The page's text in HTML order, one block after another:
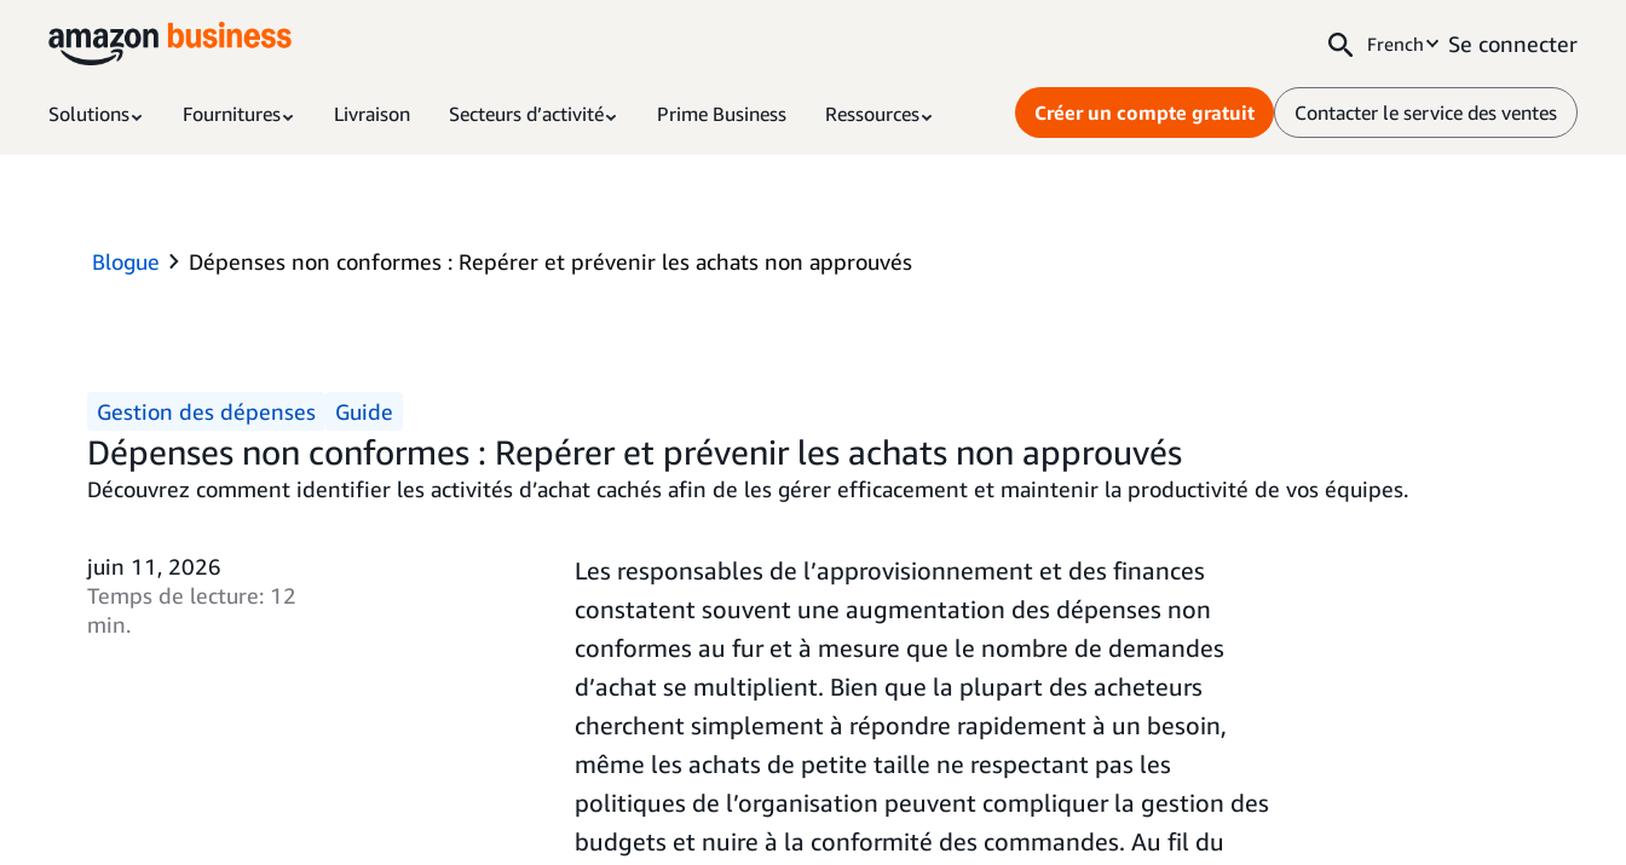
French Se connecter
Solutions Fournitures Livraison Secteurs d’activité Prime Business Ressources Créer un compte gratuit Contacter le service des ventes
Blogue Dépenses non conformes : Repérer et prévenir les achats non approuvés
Gestion des dépenses Guide
Dépenses non conformes : Repérer et prévenir les achats non approuvés
Découvrez comment identifier les activités d’achat cachés afin de les gérer efficacement et maintenir la productivité de vos équipes.
juin 11, 2026
Temps de lecture: 12
min.
Les responsables de l’approvisionnement et des finances
constatent souvent une augmentation des dépenses non
conformes au fur et à mesure que le nombre de demandes
d’achat se multiplient. Bien que la plupart des acheteurs
cherchent simplement à répondre rapidement à un besoin,
même les achats de petite taille ne respectant pas les
politiques de l’organisation peuvent compliquer la gestion des
budgets et nuire à la conformité des commandes. Au fil du